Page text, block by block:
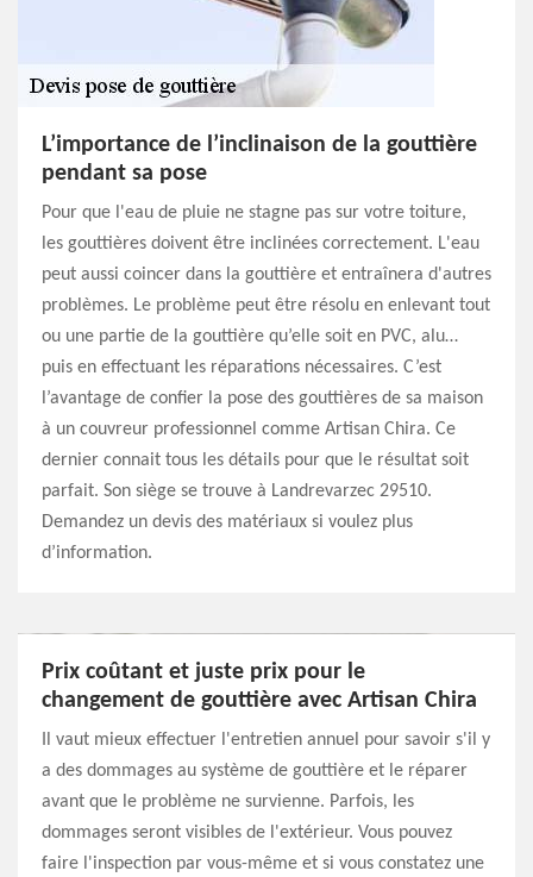
L’importance de l’inclinaison de la gouttière
pendant sa pose
Pour que l'eau de pluie ne stagne pas sur votre toiture,
les gouttières doivent être inclinées correctement. L'eau
peut aussi coincer dans la gouttière et entraînera d'autres
problèmes. Le problème peut être résolu en enlevant tout
ou une partie de la gouttière qu’elle soit en PVC, alu…
puis en effectuant les réparations nécessaires. C’est
l’avantage de confier la pose des gouttières de sa maison
à un couvreur professionnel comme Artisan Chira. Ce
dernier connait tous les détails pour que le résultat soit
parfait. Son siège se trouve à Landrevarzec 29510.
Demandez un devis des matériaux si voulez plus
d’information.
Prix coûtant et juste prix pour le
changement de gouttière avec Artisan Chira
Il vaut mieux effectuer l'entretien annuel pour savoir s'il y
a des dommages au système de gouttière et le réparer
avant que le problème ne survienne. Parfois, les
dommages seront visibles de l'extérieur. Vous pouvez
faire l'inspection par vous-même et si vous constatez une